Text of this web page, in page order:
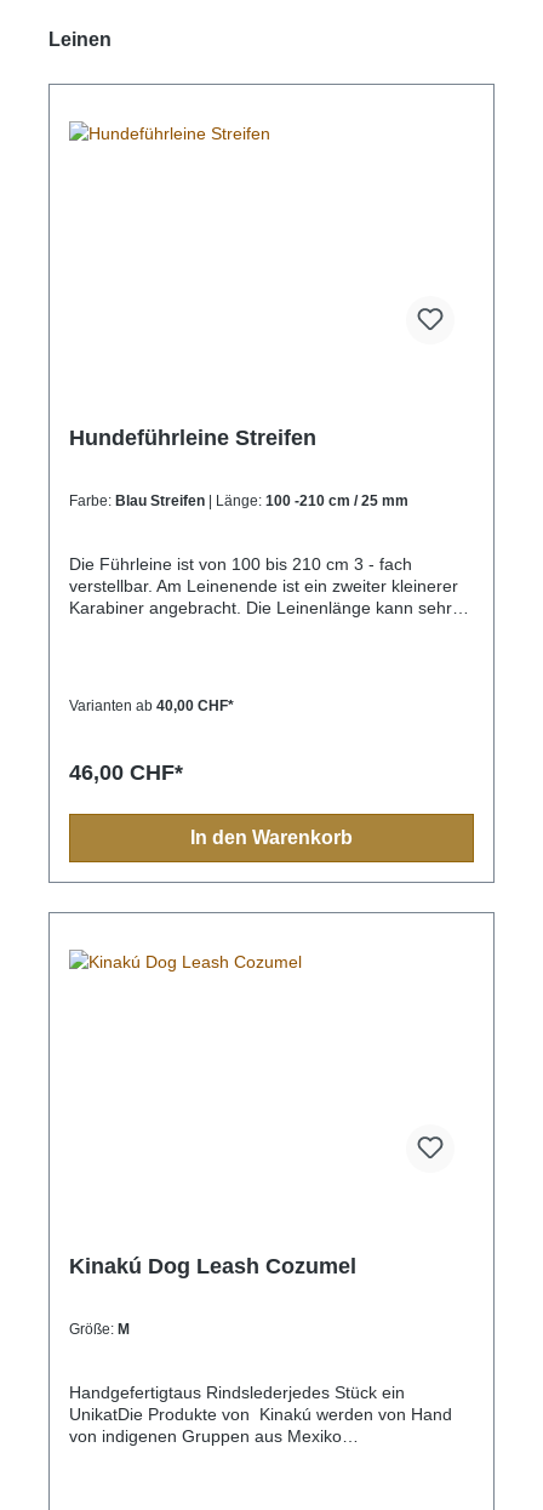
Produktgalerie überspringen
Leinen
Hundeführleine Streifen
Farbe: Blau Streifen | Länge: 100 -210 cm / 25 mm
Die Führleine ist von 100 bis 210 cm 3 - fach
verstellbar. Am Leinenende ist ein zweiter kleinerer
Karabiner angebracht. Die Leinenlänge kann sehr
kann. Die Schlaufe kann ebenso um die Schulter
Leinentyp, praktisch und sicher.
Varianten ab 40,00 CHF*
46,00 CHF*
In den Warenkorb
Kinakú Dog Leash Cozumel
Größe: M
Handgefertigtaus Rindslederjedes Stück ein
UnikatDie Produkte von Kinakú werden von Hand
von indigenen Gruppen aus Mexiko